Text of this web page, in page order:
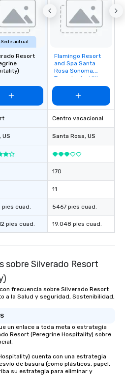
Sede actual
Resort
, US
cuad.
pies cuad.
Removed from
favorites
Flamingo Resort
and Spa Santa
Rosa Sonoma,
Tapestry by Hilton
Centro vacacional
Santa Rosa, US
170
11
5467 pies cuad.
19.048 pies cuad.
sobre Silverado Resort
frecuencia sobre Silverado Resort
a la Salud y seguridad, Sostenibilidad,
un enlace a toda meta o estrategia
Resort (Peregrine Hospitality) sobre
cuenta con una estrategia
de basura (como plásticos, papel,
su estrategia para eliminar y